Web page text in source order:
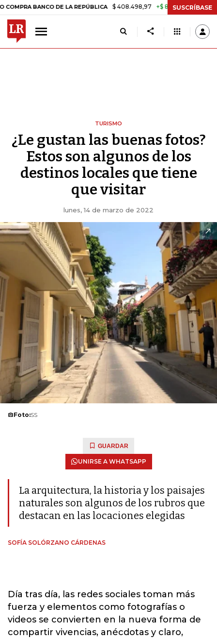
DE LA REPÚBLICA $ 408.498,97 +$ 8.753,81 +2,19% TASA DE
SUSCRÍBASE
TURISMO
¿Le gustan las buenas fotos?
Estos son algunos de los
destinos locales que tiene
que visitar
lunes, 14 de marzo de 2022
Foto:SS
GUARDAR
UNIRSE A WHATSAPP
La arquitectura, la historia y los paisajes
naturales son algunos de los rubros que
destacan en las locaciones elegidas
SOFÍA SOLÓRZANO CÁRDENAS
Día tras día, las redes sociales toman más
fuerza y elementos como fotografías o
videos se convierten en la nueva forma de
compartir vivencias, anécdotas y claro,